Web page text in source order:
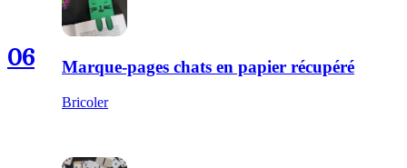
06 Marque-pages chats en papier récupéré
Bricoler